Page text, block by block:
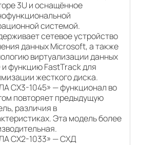
3U и оснащённое
системой.
сетевое устройство
данных Microsoft, а также
виртуализации данных
и функцию FastTrack для
жесткого диска.
CX3-1045» — функционал во
повторяет предыдущую
различия в
Эта модель более
CX2-1033» — СХД